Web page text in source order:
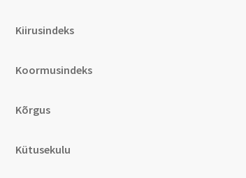
Kiirusindeks
Koormusindeks
Kõrgus
Kütusekulu